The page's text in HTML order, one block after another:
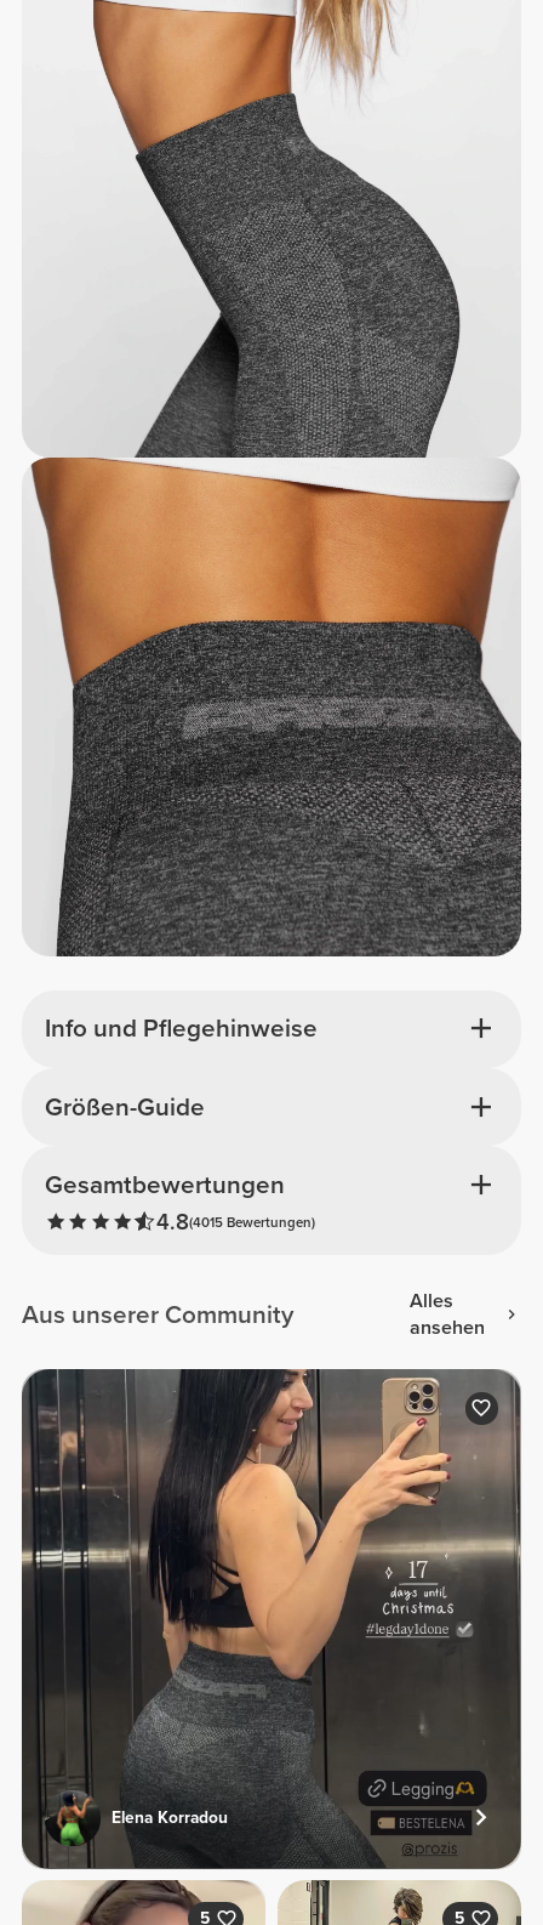
Info und Pflegehinweise
Gesamtbewertungen
4.8(4015 Bewertungen)
Größen-Guide
Aus unserer Community
Alles
ansehen
Elena Korradou
5 5